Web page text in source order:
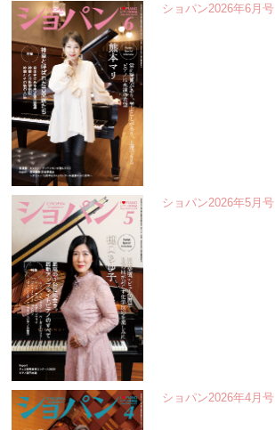
ショパン2026年6月号
ショパン2026年5月号
ショパン2026年4月号